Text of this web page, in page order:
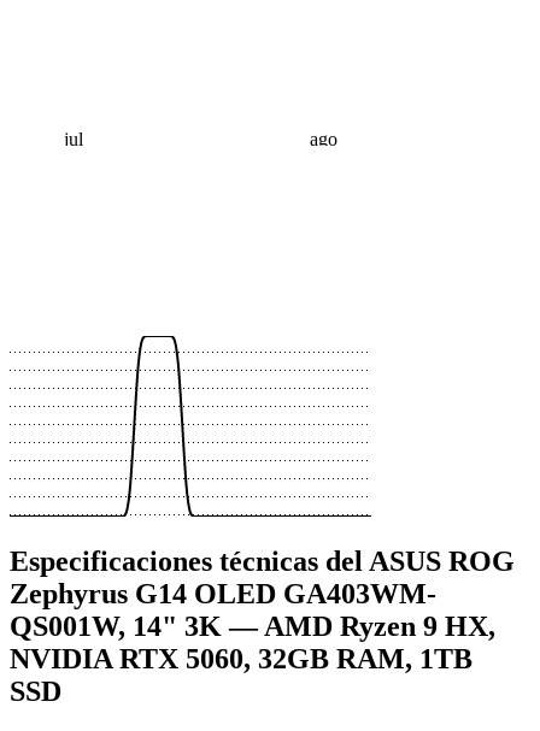
jul ago
Especificaciones técnicas del ASUS ROG
Zephyrus G14 OLED GA403WM-
QS001W, 14" 3K — AMD Ryzen 9 HX,
NVIDIA RTX 5060, 32GB RAM, 1TB
SSD